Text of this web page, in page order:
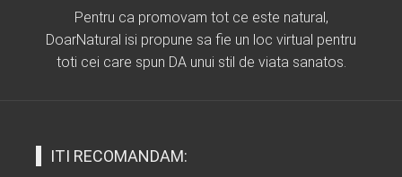
Pentru ca promovam tot ce este natural,
DoarNatural isi propune sa fie un loc virtual pentru
toti cei care spun DA unui stil de viata sanatos.
ITI RECOMANDAM: